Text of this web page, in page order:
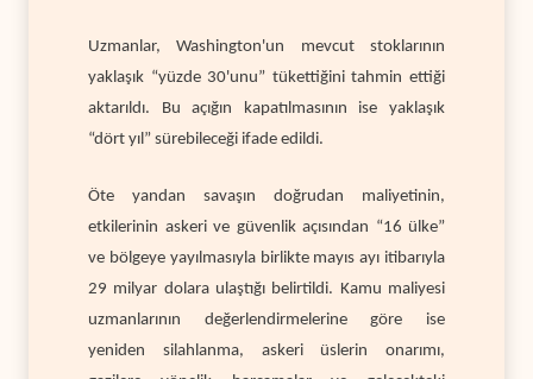
Uzmanlar, Washington'un mevcut stoklarının
yaklaşık “yüzde 30'unu” tükettiğini tahmin ettiği
aktarıldı. Bu açığın kapatılmasının ise yaklaşık
“dört yıl” sürebileceği ifade edildi.
Öte yandan savaşın doğrudan maliyetinin,
etkilerinin askeri ve güvenlik açısından “16 ülke”
ve bölgeye yayılmasıyla birlikte mayıs ayı itibarıyla
29 milyar dolara ulaştığı belirtildi. Kamu maliyesi
uzmanlarının değerlendirmelerine göre ise
yeniden silahlanma, askeri üslerin onarımı,